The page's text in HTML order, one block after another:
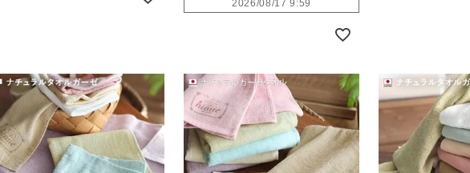
2026/08/17 9:59